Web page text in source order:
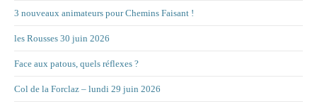
3 nouveaux animateurs pour Chemins Faisant !
les Rousses 30 juin 2026
Face aux patous, quels réflexes ?
Col de la Forclaz – lundi 29 juin 2026